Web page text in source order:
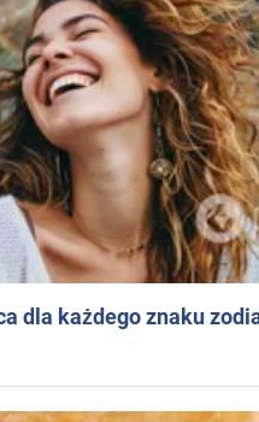
dla każdego znaku